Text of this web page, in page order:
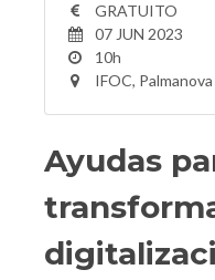
GRATUITO
07 JUN 2023
10h
IFOC, Palmanova
Ayudas